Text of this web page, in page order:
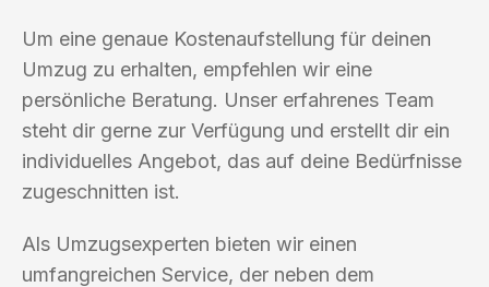
Um eine genaue Kostenaufstellung für deinen
Umzug zu erhalten, empfehlen wir eine
persönliche Beratung. Unser erfahrenes Team
steht dir gerne zur Verfügung und erstellt dir ein
individuelles Angebot, das auf deine Bedürfnisse
zugeschnitten ist.
Als Umzugsexperten bieten wir einen
umfangreichen Service, der neben dem